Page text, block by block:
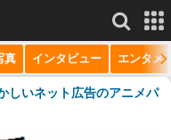
もっと見る
真 インタビュー エンタメ
しいネット広告のアニメパ